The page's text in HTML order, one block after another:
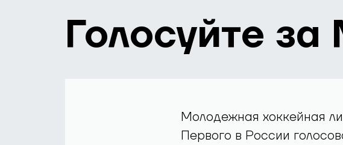
Голосуйте
Молодежная хоккейная
Первого в России